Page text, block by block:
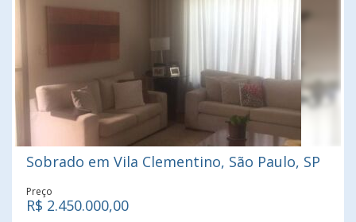
Sobrado em Vila Clementino, São Paulo, SP
Preço
R$ 2.450.000,00